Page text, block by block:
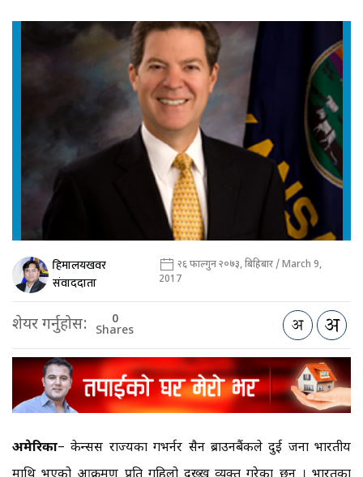
हिमालयखवर
संवाददाता
२६ फाल्गुन २०७३, बिहिबार / March 9,
2017
शेयर गर्नुहोस: 0
Shares
अमेरिका– केन्सस राज्यका गभर्नर सैन ब्राउनबैंकले दुई जना भारतीय